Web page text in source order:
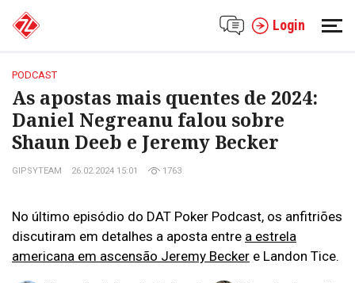
Login
PODCAST
As apostas mais quentes de 2024:
Daniel Negreanu falou sobre
Shaun Deeb e Jeremy Becker
GIPSYTEAM 26.02.2024 15:01 1763
No último episódio do DAT Poker Podcast, os anfitriões
discutiram em detalhes a aposta entre a estrela
americana em ascensão Jeremy Becker e Landon Tice.